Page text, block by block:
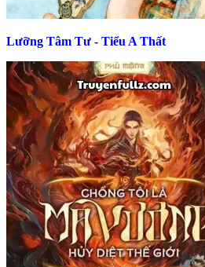
Lưỡng Tâm Tư - Tiểu A Thất